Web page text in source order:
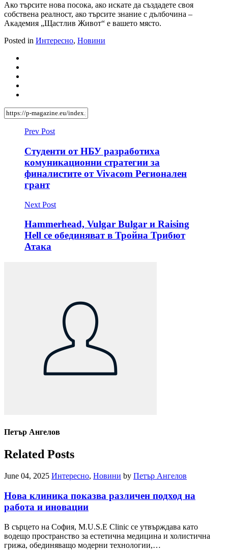
Ако търсите нова посока, ако искате да създадете своя
собствена реалност, ако търсите знание с дълбочина –
Академия „Щастлив Живот“ е вашето място.
Posted in Интересно, Новини
Prev Post
Студенти от НБУ разработиха
комуникационни стратегии за
финалистите от Vivacom Регионален
грант
Next Post
Hammerhead, Vulgаr Bulgar и Raising
Hell се обединяват в Тройна Трибют
Атака
Петър Ангелов
Related Posts
June 04, 2025 Интересно, Новини by Петър Ангелов
Нова клиника показва различен подход на
работа и иновации
В сърцето на София, M.U.S.E Clinic се утвърждава като
водещо пространство за естетична медицина и холистична
грижа, обединяващо модерни технологии,…